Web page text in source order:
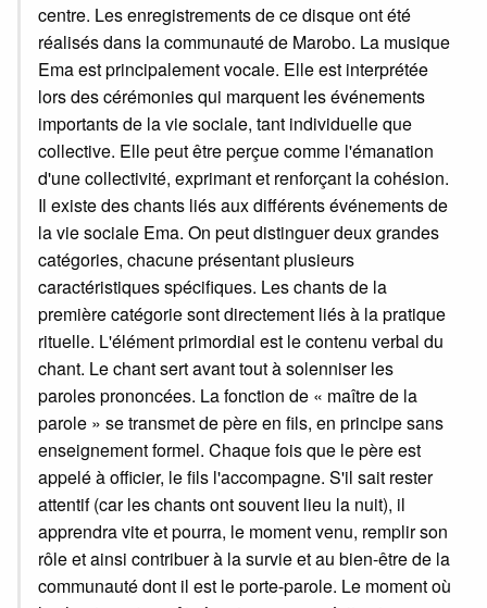
centre. Les enregistrements de ce disque ont été
réalisés dans la communauté de Marobo. La musique
Ema est principalement vocale. Elle est interprétée
lors des cérémonies qui marquent les événements
importants de la vie sociale, tant individuelle que
collective. Elle peut être perçue comme l'émanation
d'une collectivité, exprimant et renforçant la cohésion.
Il existe des chants liés aux différents événements de
la vie sociale Ema. On peut distinguer deux grandes
catégories, chacune présentant plusieurs
caractéristiques spécifiques. Les chants de la
première catégorie sont directement liés à la pratique
rituelle. L'élément primordial est le contenu verbal du
chant. Le chant sert avant tout à solenniser les
paroles prononcées. La fonction de « maître de la
parole » se transmet de père en fils, en principe sans
enseignement formel. Chaque fois que le père est
appelé à officier, le fils l'accompagne. S'il sait rester
attentif (car les chants ont souvent lieu la nuit), il
apprendra vite et pourra, le moment venu, remplir son
rôle et ainsi contribuer à la survie et au bien-être de la
communauté dont il est le porte-parole. Le moment où